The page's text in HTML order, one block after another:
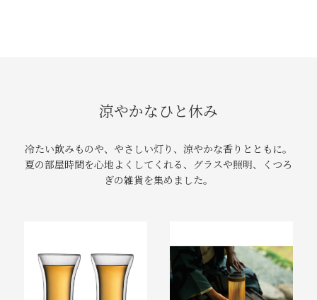
涼やかなひと休み
冷たい飲みものや、やさしい灯り、涼やかな香りとともに。
夏の部屋時間を心地よくしてくれる、グラスや照明、くつろ
ぎの雑貨を集めました。